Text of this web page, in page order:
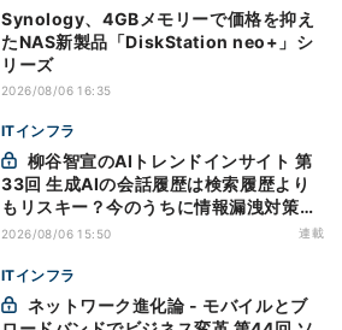
Synology、4GBメモリーで価格を抑え
たNAS新製品「DiskStation neo+」シ
リーズ
2026/08/06 16:35
ITインフラ
33回 生成AIの会話履歴は検索履歴より
もリスキー？今のうちに情報漏洩対策を
万全にしておこう
2026/08/06 15:50 連載
ITインフラ